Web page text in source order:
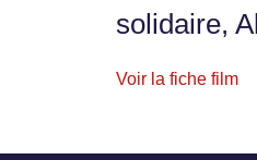
solidaire,
Voir la fiche film